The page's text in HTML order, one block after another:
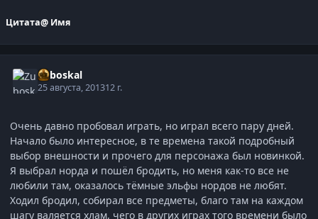
Цитата@ Имя
Zuboskal
25 августа, 201312 г.
Очень давно пробовал играть, но играл всего пару дней.
Начало было интересное, в те времена такой подробный
выбор внешности и прочего для персонажа был новинкой.
Я выбрал норда и пошёл бродить, но меня как-то все не
любили там, оказалось тёмные эльфы нордов не любят.
Ходил бродил, собирал все предметы, благо там на каждом
шагу валяется хлам, чего в других играх того времени было